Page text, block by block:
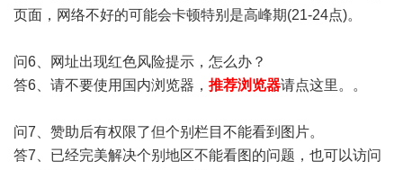
页面，网络不好的可能会卡顿特别是高峰期(21-24点)。
问6、网址出现红色风险提示，怎么办？
答6、请不要使用国内浏览器， 推荐浏览器请点这里。。
问7、赞助后有权限了但个别栏目不能看到图片。
答7、已经完美解决个别地区不能看图的问题，也可以访问